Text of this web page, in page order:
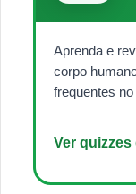
Aprenda e
corpo
frequentes
Ver